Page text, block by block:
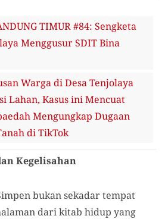
TIMUR #84: Sengketa
Menggusur SDIT Bina
Warga di Desa Tenjolaya
Lahan, Kasus ini Mencuat
Mengungkap Dugaan
di TikTok
Kegelisahan
bukan sekadar tempat
dari kitab hidup yang